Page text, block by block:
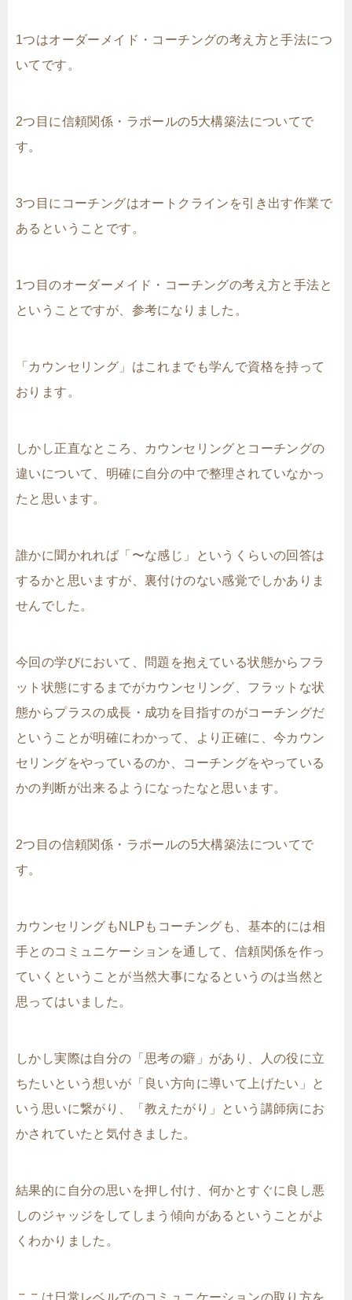
1つはオーダーメイド・コーチングの考え方と手法につ
いてです。
2つ目に信頼関係・ラポールの5大構築法についてで
す。
3つ目にコーチングはオートクラインを引き出す作業で
あるということです。
1つ目のオーダーメイド・コーチングの考え方と手法と
ということですが、参考になりました。
「カウンセリング」はこれまでも学んで資格を持って
おります。
しかし正直なところ、カウンセリングとコーチングの
違いについて、明確に自分の中で整理されていなかっ
たと思います。
誰かに聞かれれば「〜な感じ」というくらいの回答は
するかと思いますが、裏付けのない感覚でしかありま
せんでした。
今回の学びにおいて、問題を抱えている状態からフラ
ット状態にするまでがカウンセリング、フラットな状
態からプラスの成長・成功を目指すのがコーチングだ
ということが明確にわかって、より正確に、今カウン
セリングをやっているのか、コーチングをやっている
かの判断が出来るようになったなと思います。
2つ目の信頼関係・ラポールの5大構築法についてで
す。
カウンセリングもNLPもコーチングも、基本的には相
手とのコミュニケーションを通して、信頼関係を作っ
ていくということが当然大事になるというのは当然と
思ってはいました。
しかし実際は自分の「思考の癖」があり、人の役に立
ちたいという想いが「良い方向に導いて上げたい」と
いう思いに繋がり、「教えたがり」という講師病にお
かされていたと気付きました。
結果的に自分の思いを押し付け、何かとすぐに良し悪
しのジャッジをしてしまう傾向があるということがよ
くわかりました。
ここは日常レベルでのコミュニケーションの取り方を